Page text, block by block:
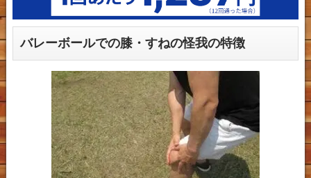
バレーボールでの膝・すねの怪我の特徴